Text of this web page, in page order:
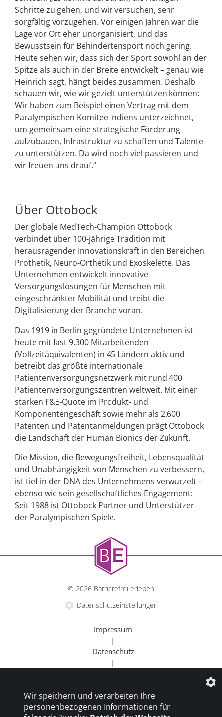
Schritte zu gehen, und wir versuchen, sehr
sorgfältig vorzugehen. Vor einigen Jahren war die
Lage vor Ort eher unorganisiert, und das
Bewusstsein für Behindertensport noch gering.
Heute sehen wir, dass sich der Sport sowohl an der
Spitze als auch in der Breite entwickelt – genau wie
Heinrich sagt, hängt beides zusammen. Deshalb
schauen wir, wie wir gezielt unterstützen können:
Wir haben zum Beispiel einen Vertrag mit dem
Paralympischen Komitee Indiens unterzeichnet,
um gemeinsam eine strategische Förderung
aufzubauen, Infrastruktur zu schaffen und Talente
zu unterstützen. Da wird noch viel passieren und
wir freuen uns drauf.“
Über Ottobock
Der globale MedTech-Champion Ottobock
verbindet über 100-jährige Tradition mit
herausragender Innovationskraft in den Bereichen
Prothetik, Neuro-Orthetik und Exoskelette. Das
Unternehmen entwickelt innovative
Versorgungslösungen für Menschen mit
eingeschränkter Mobilität und treibt die
Digitalisierung der Branche voran.
Das 1919 in Berlin gegründete Unternehmen ist
heute mit fast 9.300 Mitarbeitenden
(Vollzeitäquivalenten) in 45 Ländern aktiv und
betreibt das größte internationale
Patientenversorgungsnetzwerk mit rund 400
Patientenversorgungszentren weltweit. Mit einer
starken F&E-Quote im Produkt- und
Komponentengeschäft sowie mehr als 2.600
Patenten und Patentanmeldungen prägt Ottobock
die Landschaft der Human Bionics der Zukunft.
Die Mission, die Bewegungsfreiheit, Lebensqualität
und Unabhängigkeit von Menschen zu verbessern,
ist tief in der DNA des Unternehmens verwurzelt –
ebenso wie sein gesellschaftliches Engagement:
Seit 1988 ist Ottobock Partner und Unterstützer
der Paralympischen Spiele.
© 2026 Barrierefrei erleben
Datenschutzeinstellungen
Impressum
|
Datenschutz
|
Beratung
|
Wir speichern und verarbeiten Ihre
personenbezogenen Informationen für